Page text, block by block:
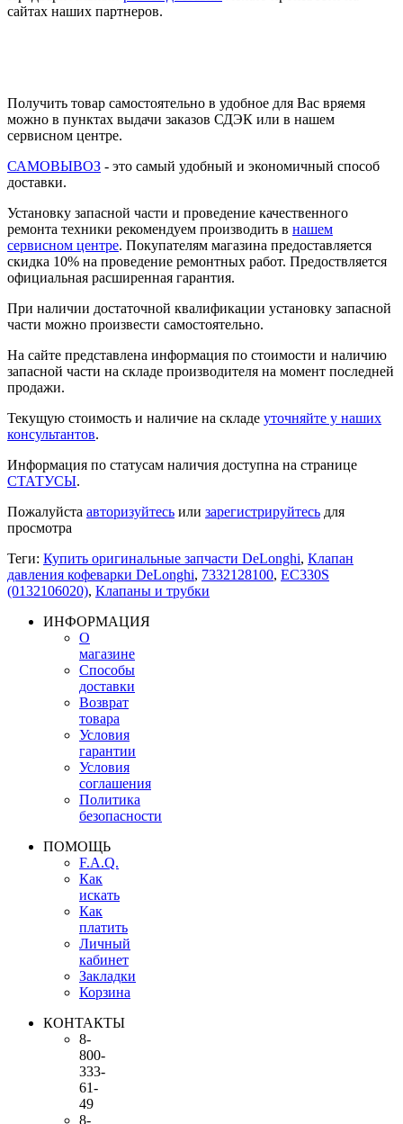
сайтах наших партнеров.
Получить товар самостоятельно в удобное для Вас вряемя
можно в пунктах выдачи заказов СДЭК или в нашем
сервисном центре.
САМОВЫВОЗ - это самый удобный и экономичный способ
доставки.
Установку запасной части и проведение качественного
ремонта техники рекомендуем производить в нашем
сервисном центре. Покупателям магазина предоставляется
скидка 10% на проведение ремонтных работ. Предоствляется
официальная расширенная гарантия.
При наличии достаточной квалификации установку запасной
части можно произвести самостоятельно.
На сайте представлена информация по стоимости и наличию
запасной части на складе производителя на момент последней
продажи.
Текущую стоимость и наличие на складе уточняйте у наших
консультантов.
Информация по статусам наличия доступна на странице
СТАТУСЫ.
Пожалуйста авторизуйтесь или зарегистрируйтесь для
просмотра
Теги: Купить оригинальные запчасти DeLonghi, Клапан
давления кофеварки DeLonghi, 7332128100, EC330S
(0132106020), Клапаны и трубки
ИНФОРМАЦИЯ
О
магазине
Способы
доставки
Возврат
товара
Условия
гарантии
Условия
соглашения
Политика
безопасности
ПОМОЩЬ
F.A.Q.
Как
искать
Как
платить
Личный
кабинет
Закладки
Корзина
КОНТАКТЫ
8-
800-
333-
61-
49
8-